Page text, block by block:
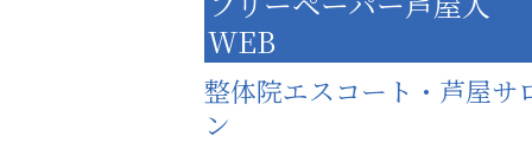
WEB
整体院エスコート・芦屋サ
ン